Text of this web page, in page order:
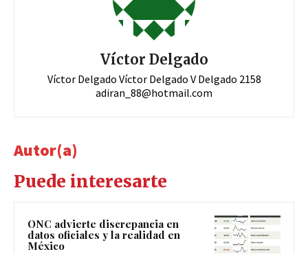
Víctor Delgado
Víctor Delgado Víctor Delgado V Delgado 2158
adiran_88@hotmail.com
Autor(a)
Puede interesarte
ONC advierte discrepancia en
datos oficiales y la realidad en
México